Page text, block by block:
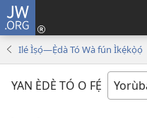
JW.ORG
Ilé Ìṣọ́—Ẹ̀dà Tó Wà fún
YAN ÈDÈ TÓ O FẸ́